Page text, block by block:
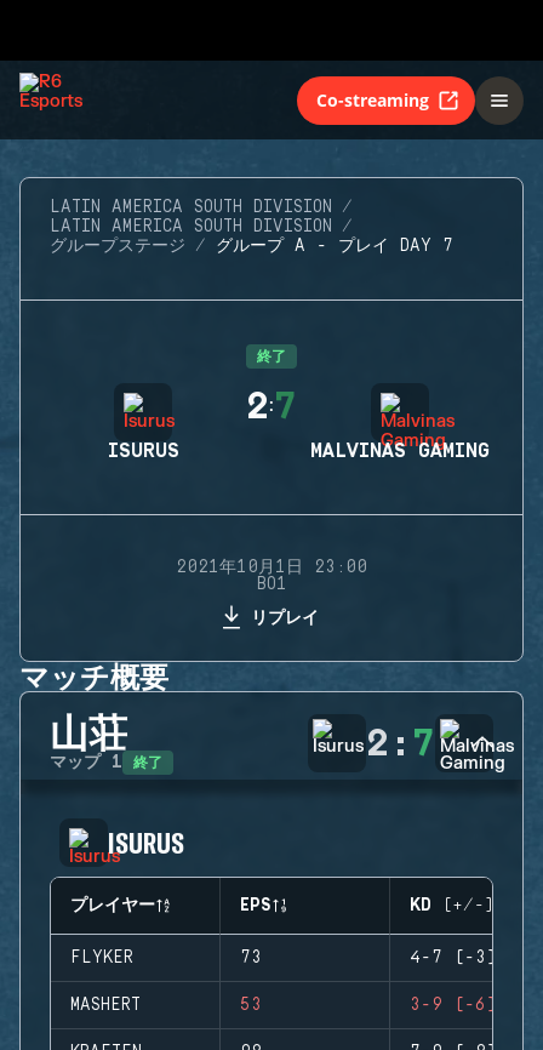
Co-streaming
LATIN AMERICA SOUTH DIVISION
LATIN AMERICA SOUTH DIVISION
グループステージ
グループ A - プレイ DAY 7
終了
ISURUS
2:7
MALVINAS GAMING
2021年10月1日 23:00
BO1
リプレイ
マッチ概要
山荘
マップ 1 終了 2 : 7
ISURUS
プレイヤー EPS KD (+/-)
FLYKER 73 4-7 (-3)
MASHERT 53 3-9 (-6)